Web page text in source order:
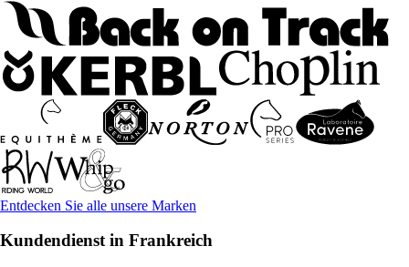
Entdecken Sie alle unsere Marken
Kundendienst in Frankreich